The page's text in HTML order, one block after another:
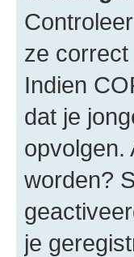
ze
Indien
dat je
opvolgen.
worden?
je